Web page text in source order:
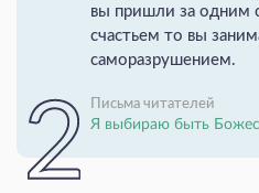
вы пришли за
счастьем то вы
саморазрушением.
Письма читателей
Я выбираю быть